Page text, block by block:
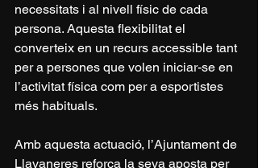
necessitats i al nivell físic de cada
persona. Aquesta flexibilitat el
converteix en un recurs accessible tant
per a persones que volen iniciar-se en
l’activitat física com per a esportistes
més habituals.
Amb aquesta actuació, l’Ajuntament de
Llavaneres reforça la seva aposta per